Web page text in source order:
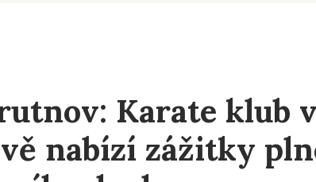
Karate klub v
nabízí zážitky